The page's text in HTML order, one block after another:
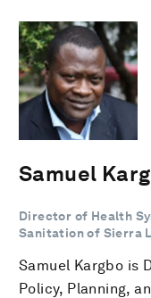
Samuel
Director of Health
Sanitation of Sierra
Samuel Kargbo is
Policy, Planning,